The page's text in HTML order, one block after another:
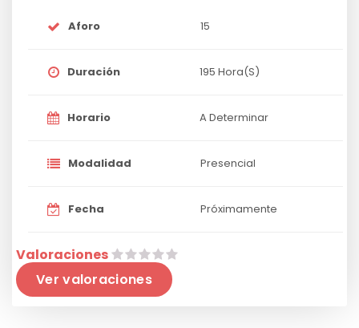
Aforo 15
Duración 195 Hora(s)
Horario A Determinar
Modalidad Presencial
Fecha Próximamente
Valoraciones
Ver valoraciones